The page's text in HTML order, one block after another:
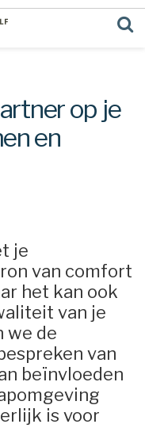
op je
en
je
van comfort
het kan ook
van je
we de
van
beïnvloeden
is voor